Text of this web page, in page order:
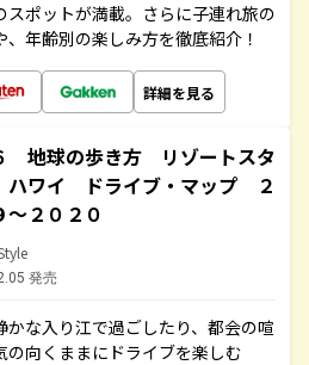
ポットが満載。さらに子連れ旅の
年齢別の楽しみ方を徹底紹介！
詳細を見る
地球の歩き方 リゾートスタ
ワイ ドライブ・マップ ２
～２０２０
発売
な入り江で過ごしたり、都会の喧
向くままにドライブを楽しむ